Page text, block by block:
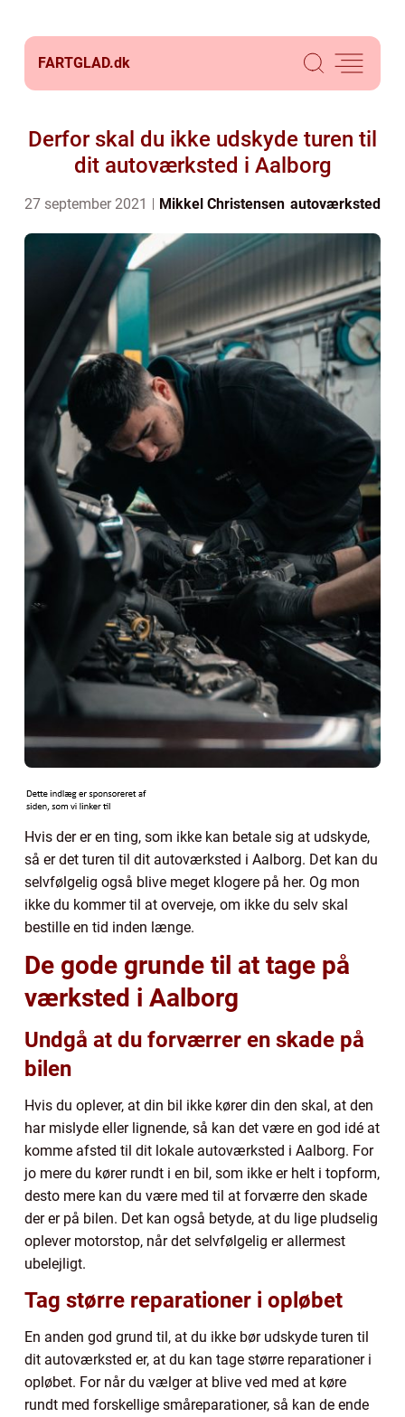
FARTGLAD.dk
Derfor skal du ikke udskyde turen til
dit autoværksted i Aalborg
27 september 2021 Mikkel Christensen autoværksted
Hvis der er en ting, som ikke kan betale sig at udskyde,
så er det turen til dit autoværksted i Aalborg. Det kan du
selvfølgelig også blive meget klogere på her. Og mon
ikke du kommer til at overveje, om ikke du selv skal
bestille en tid inden længe.
De gode grunde til at tage på
værksted i Aalborg
Undgå at du forværrer en skade på
bilen
Hvis du oplever, at din bil ikke kører din den skal, at den
har mislyde eller lignende, så kan det være en god idé at
komme afsted til dit lokale autoværksted i Aalborg. For
jo mere du kører rundt i en bil, som ikke er helt i topform,
desto mere kan du være med til at forværre den skade
der er på bilen. Det kan også betyde, at du lige pludselig
oplever motorstop, når det selvfølgelig er allermest
ubelejligt.
Tag større reparationer i opløbet
En anden god grund til, at du ikke bør udskyde turen til
dit autoværksted er, at du kan tage større reparationer i
opløbet. For når du vælger at blive ved med at køre
rundt med forskellige småreparationer, så kan de ende